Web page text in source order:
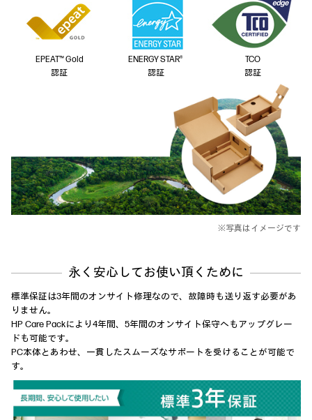
EPEAT™ Gold
認証
ENERGY STAR®
認証
TCO
認証
※写真はイメージです
永く安心してお使い頂くために
標準保証は3年間のオンサイト修理なので、故障時も送り返す必要があ
りません。
HP Care Packにより4年間、5年間のオンサイト保守へもアップグレー
ドも可能です。
PC本体とあわせ、一貫したスムーズなサポートを受けることが可能で
す。